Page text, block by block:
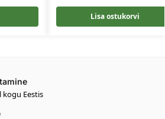
Lisa ostukorvi
kogu Eestis